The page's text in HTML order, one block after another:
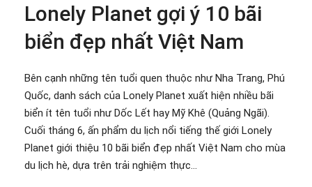
Lonely Planet gợi ý 10 bãi
biển đẹp nhất Việt Nam
Bên cạnh những tên tuổi quen thuộc như Nha Trang, Phú
Quốc, danh sách của Lonely Planet xuất hiện nhiều bãi
biển ít tên tuổi như Dốc Lết hay Mỹ Khê (Quảng Ngãi).
Cuối tháng 6, ấn phẩm du lịch nổi tiếng thế giới Lonely
Planet giới thiệu 10 bãi biển đẹp nhất Việt Nam cho mùa
du lịch hè, dựa trên trải nghiệm thực...